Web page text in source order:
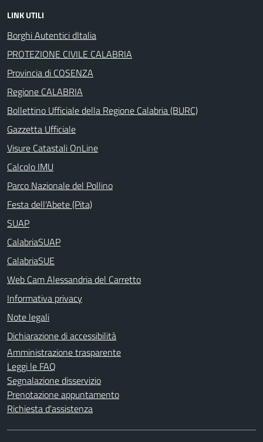
LINK UTILI
Borghi Autentici dItalia
PROTEZIONE CIVILE CALABRIA
Provincia di COSENZA
Regione CALABRIA
Bollettino Ufficiale della Regione Calabria (BURC)
Gazzetta Ufficiale
Visure Catastali OnLine
Calcolo IMU
Parco Nazionale del Pollino
Festa dell'Abete (Pita)
SUAP
CalabriaSUAP
CalabriaSUE
Web Cam Alessandria del Carretto
Informativa privacy
Note legali
Dichiarazione di accessibilità
Amministrazione trasparente
Leggi le FAQ
Segnalazione disservizio
Prenotazione appuntamento
Richiesta d'assistenza